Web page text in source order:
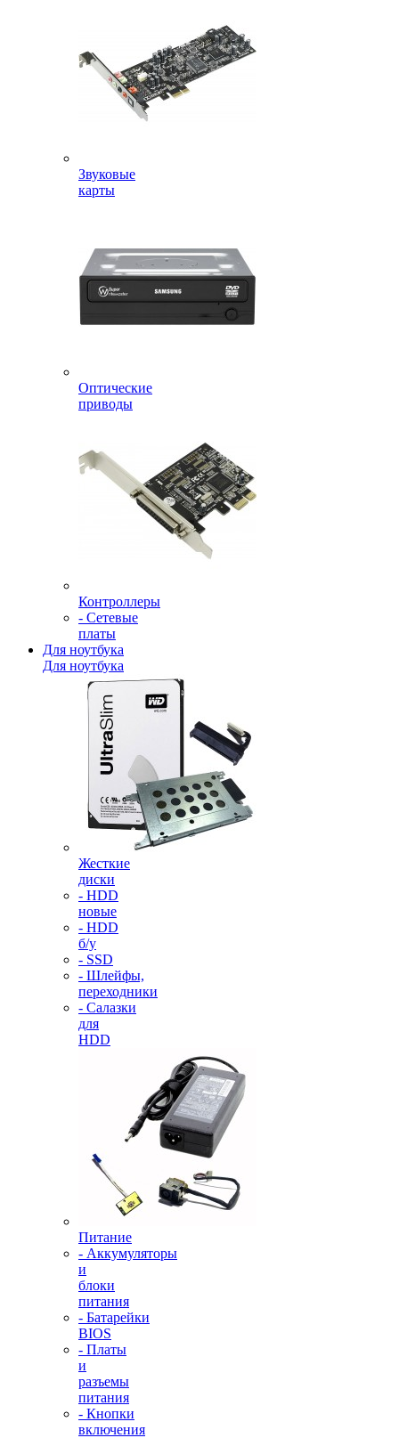
Звуковые
карты
Оптические
приводы
Контроллеры
- Сетевые
платы
Для ноутбука
Для ноутбука
Жесткие
диски
- HDD
новые
- HDD
б/у
- SSD
- Шлейфы,
переходники
- Салазки
для
HDD
Питание
- Аккумуляторы
и
блоки
питания
- Батарейки
BIOS
- Платы
и
разъемы
питания
- Кнопки
включения